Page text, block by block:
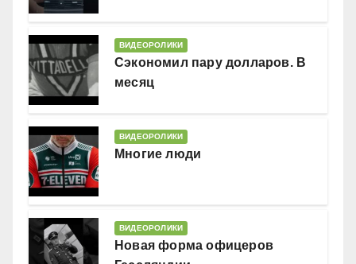
ВИДЕОРОЛИКИ
Сэкономил пару долларов. В
месяц
ВИДЕОРОЛИКИ
Многие люди
ВИДЕОРОЛИКИ
Новая форма офицеров